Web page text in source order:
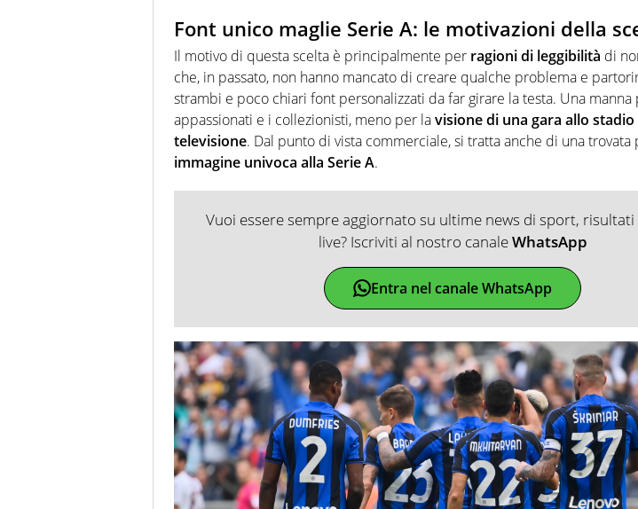
Font unico maglie Serie A: le motivazioni della
Il motivo di questa scelta è principalmente per ragioni di leggibilità di
che, in passato, non hanno mancato di creare qualche problema e
strambi e poco chiari font personalizzati da far girare la testa. Una manna
appassionati e i collezionisti, meno per lavisione di una gara allo stadio
televisione. Dal punto di vista commerciale, si tratta anche di una trovata
immagine univoca alla Serie A.
Vuoi essere sempre aggiornato su ultime news di sport, risultati
live? Iscriviti al nostro canaleWhatsApp
Entra nel canale WhatsApp